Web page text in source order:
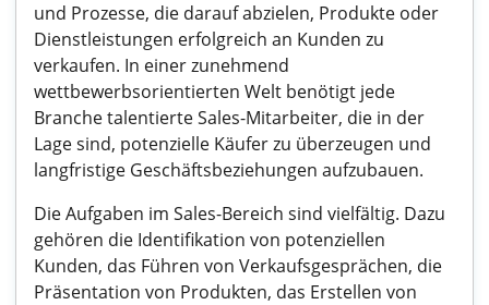
und Prozesse, die darauf abzielen, Produkte oder
Dienstleistungen erfolgreich an Kunden zu
verkaufen. In einer zunehmend
wettbewerbsorientierten Welt benötigt jede
Branche talentierte Sales-Mitarbeiter, die in der
Lage sind, potenzielle Käufer zu überzeugen und
langfristige Geschäftsbeziehungen aufzubauen.
Die Aufgaben im Sales-Bereich sind vielfältig. Dazu
gehören die Identifikation von potenziellen
Kunden, das Führen von Verkaufsgesprächen, die
Präsentation von Produkten, das Erstellen von